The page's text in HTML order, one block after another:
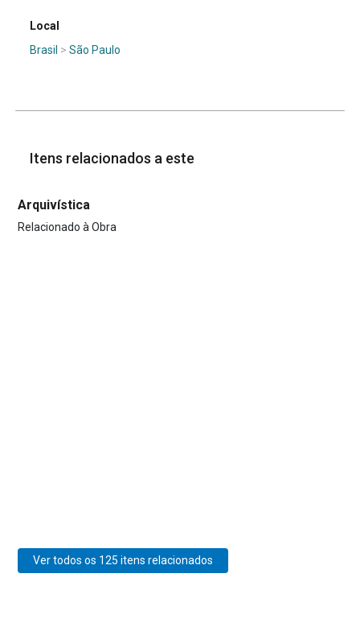
Local
Brasil >São Paulo
Itens relacionados a este
Arquivística
Relacionado à Obra
Ver todos os 125 itens relacionados